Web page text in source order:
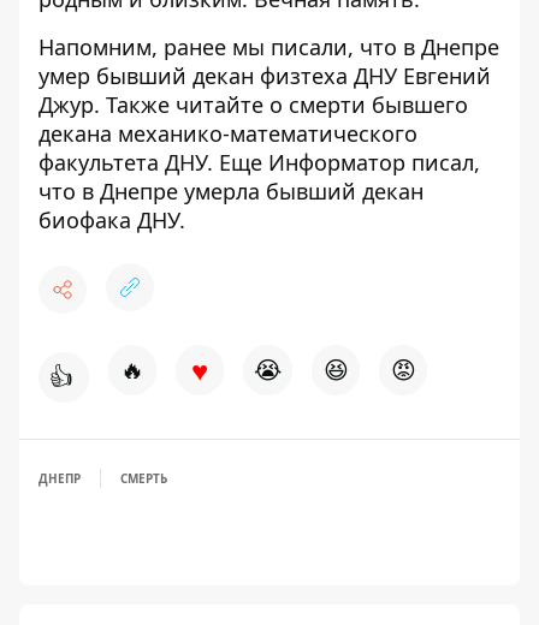
Напомним, ранее мы писали, что в Днепре
умер бывший декан физтеха ДНУ Евгений
Джур. Также читайте о смерти бывшего
декана механико-математического
факультета ДНУ. Еще Информатор писал,
что в Днепре умерла бывший декан
биофака ДНУ.
👍 🔥 ♥ 😭 😆 😡
ДНЕПР СМЕРТЬ